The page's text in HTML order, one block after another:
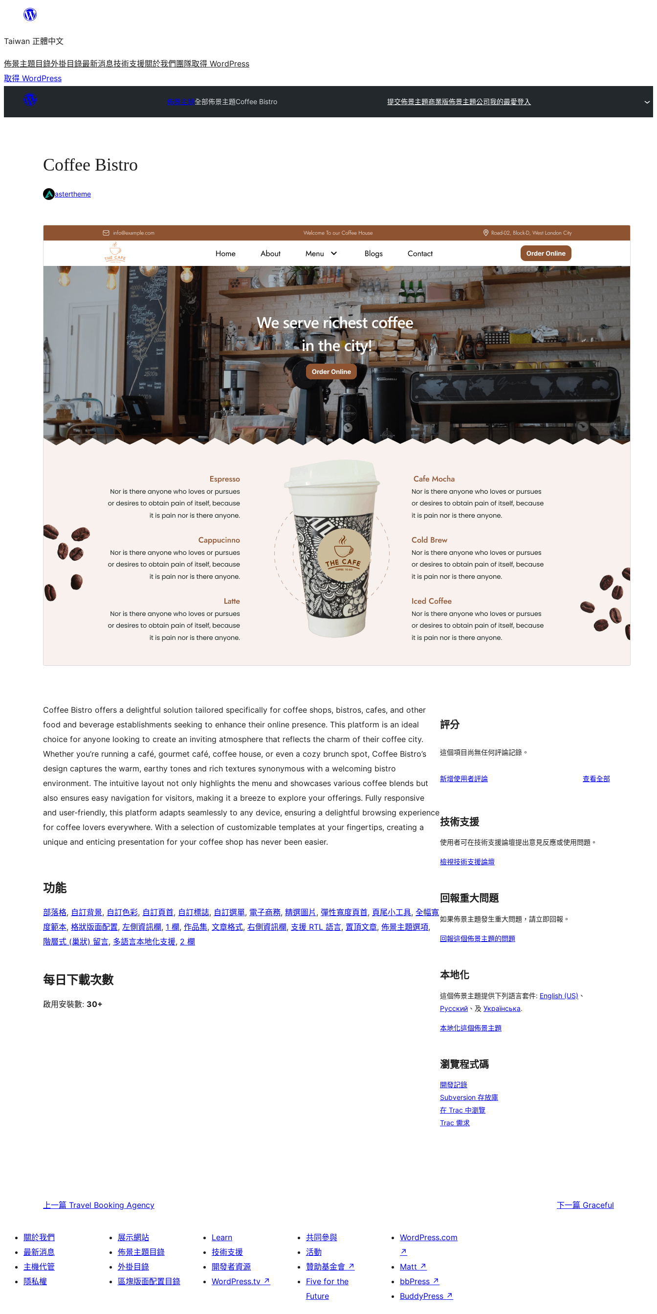
主
要
內
容
Taiwan 正體中文
佈景主題目錄外掛目錄最新消息技術支援關於我們 團隊取得 WordPress
取得 WordPress
佈景主題全部佈景主題Coffee Bistro 提交佈景主題商業版佈景主題公司我的最愛登入
Coffee Bistro
astertheme
2026 年 7 月 19 日
啟用安裝數
PHP 版本需求
7.2
佈景主題首頁
Coffee Bistro offers a delightful solution tailored specifically for coffee shops, bistros, cafes, and other
food and beverage establishments seeking to enhance their online presence. This platform is an ideal
choice for anyone looking to create an inviting atmosphere that reflects the charm of their coffee city.
Whether you’re running a café, gourmet café, coffee house, or even a cozy brunch spot, Coffee Bistro’s
design captures the warm, earthy tones and rich textures synonymous with a welcoming bistro
environment. The intuitive layout not only highlights the menu and showcases various coffee blends but
also ensures easy navigation for visitors, making it a breeze to explore your offerings. Fully responsive
and user-friendly, this platform adapts seamlessly to any device, ensuring a delightful browsing experience
for coffee lovers everywhere. With a selection of customizable templates at your fingertips, creating a
unique and enticing presentation for your coffee shop has never been easier.
功能
部落格, 自訂背景, 自訂色彩, 自訂頁首, 自訂標誌, 自訂選單, 電子商務, 精選圖片 , 彈性寬度頁首, 頁尾小工具, 全幅寬
度範本, 格狀版面配置, 左側資訊欄, 1 欄, 作品集, 文章格式, 右側資訊欄, 支援 RTL 語言, 置頂文章, 佈景主題選項
階層式 (巢狀) 留言, 多語言本地化支援, 2 欄
每日下載次數
啟用安裝數: 30+
評分
這個項目尚無任何評論記錄。
新增使用者評論 查看全部使
技術支援
使用者可在技術支援論壇提出意見反應或使用問題。
檢視技術支援論壇
回報重大問題
如果佈景主題發生重大問題，請立即回報。
回報這個佈景主題的問題
本地化
這個佈景主題提供下列語言套件: English (US) 、
Русский 、及 Українська.
本地化這個佈景主題
瀏覽程式碼
開發記錄
Subversion 存放庫
在 Trac 中瀏覽
Trac 需求
上一篇 Travel Booking Agency 下一篇 Graceful
關於我們
最新消息
主機代管
隱私權
展示網站
佈景主題目錄
外掛目錄
區塊版面配置目錄
Learn
技術支援
開發者資源
WordPress.tv ↗
共同參與
活動
贊助基金會 ↗
Five for the
Future
WordPress.com
↗
Matt ↗
bbPress ↗
BuddyPress ↗